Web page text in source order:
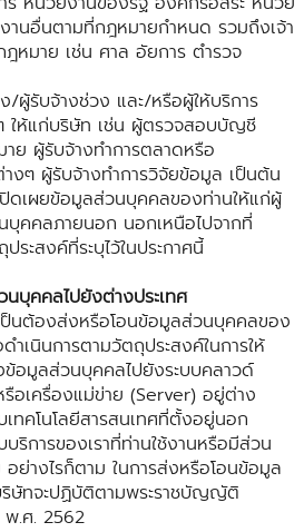
นอื่นตามที่กฎหมายกำหนด รวมถึงเจ้า
หมาย เช่น ศาล อัยการ ตำรวจ
บจ้างช่วง และ/หรือผู้ให้บริการ
ให้แก่บริษัท เช่น ผู้ตรวจสอบบัญชี
ย ผู้รับจ้างทำการตลาดหรือ
งๆ ผู้รับจ้างทำการวิจัยข้อมูล เป็นต้น
ปิดเผยข้อมูลส่วนบุคคลของท่านให้แก่ผู้
บุคคลภายนอก นอกเหนือไปจากที่
ะสงค์ที่ระบุไว้ในประกาศนี้
บุคคลไปยังต่างประเทศ
นต้องส่งหรือโอนข้อมูลส่วนบุคคลของ
ำเนินการตามวัตถุประสงค์ในการให้
อมูลส่วนบุคคลไปยังระบบคลาวด์
เครื่องแม่ข่าย (Server) อยู่ต่าง
ทคโนโลยีสารสนเทศที่ตั้งอยู่นอก
ริการของเราที่ท่านใช้งานหรือมีส่วน
ย่างไรก็ตาม ในการส่งหรือโอนข้อมูล
ษัทจะปฏิบัติตามพระราชบัญญัติ
.ศ. 2562